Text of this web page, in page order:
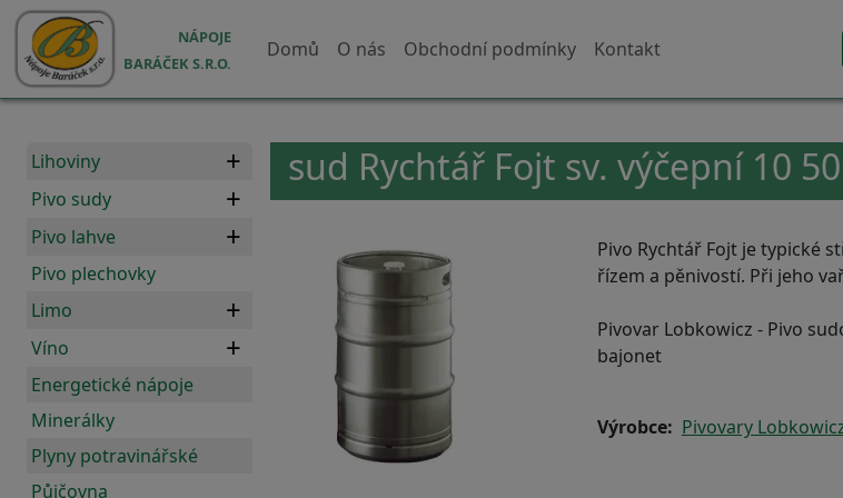
Přejít k hlavnímu obsahu
NÁPOJE
BARÁČEK S.R.O.
Hlavní navigace
Domů O nás Obchodní podmínky Kontakt
Lihoviny
Pivo sudy
Pivo lahve
Pivo plechovky
Limo
Víno
Energetické nápoje
Minerálky
Plyny potravinářské
Půjčovna
sud Rychtář Fojt sv. výčepní 10
Pivo Rychtář Fojt je typické
řízem a pěnivostí. Při jeho
Pivovar Lobkowicz - Pivo
bajonet
Výrobce Pivovary